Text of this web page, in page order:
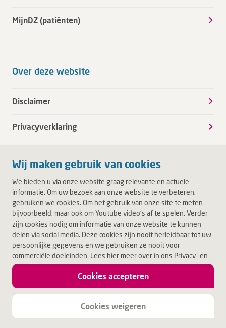
Wij maken gebruik van cookies
We bieden u via onze website graag relevante en actuele
informatie. Om uw bezoek aan onze website te verbeteren,
gebruiken we cookies. Om het gebruik van onze site te meten
bijvoorbeeld, maar ook om Youtube video's af te spelen. Verder
zijn cookies nodig om informatie van onze website te kunnen
delen via social media. Deze cookies zijn nooit herleidbaar tot uw
persoonlijke gegevens en we gebruiken ze nooit voor
commerciële doeleinden. Lees hier meer over in ons Privacy- en
Cookiebeleid. Door op Akkoord te klikken, accepteert u alle
Cookies accepteren
Cookies weigeren
MijnDZ (patiënten)
Over deze website
Disclaimer
Privacyverklaring